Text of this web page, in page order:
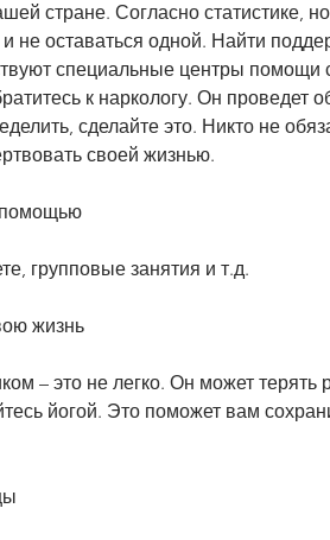
стране. Согласно статистике,
не оставаться одной. Найти
специальные центры помощи
к наркологу. Он проведет
сделайте это. Никто не
своей жизнью.
помощью
групповые занятия и т.д.
жизнь
– это не легко. Он может терять
йогой. Это поможет вам